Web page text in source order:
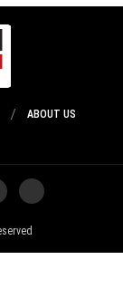
ABOUT US
©